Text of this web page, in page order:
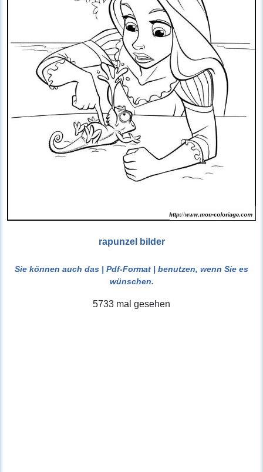
rapunzel bilder
Sie können auch das | Pdf-Format | benutzen, wenn Sie es
wünschen.
5733 mal gesehen